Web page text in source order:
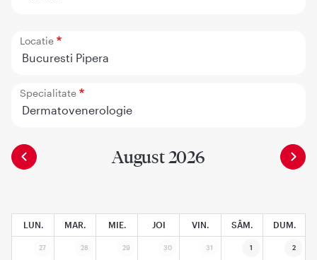
Locatie
Bucuresti Pipera
Specialitate
Dermatovenerologie
August 2026
LUN. MAR. MIE. JOI VIN. SÂM. DUM.
27 28 29 30 31 1 2